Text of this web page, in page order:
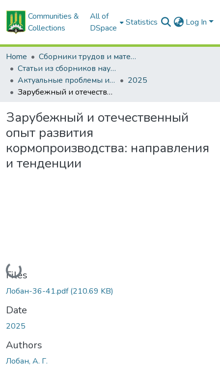
Communities &
Collections
All of
DSpace
Statistics Log In
Home
Сборники трудов и материалов конференций
Статьи из сборников научных трудов
Актуальные проблемы инновационного развития агропромышленного комплекса Беларуси
2025
Зарубежный и отечественный опыт развития кормопроизводства: направления и тенденции
Зарубежный и отечественный
опыт развития
кормопроизводства: направления
и тенденции
Loading...
Files
Лобан-36-41.pdf(210.69 KB)
Date
2025
Authors
Лобан, А. Г.